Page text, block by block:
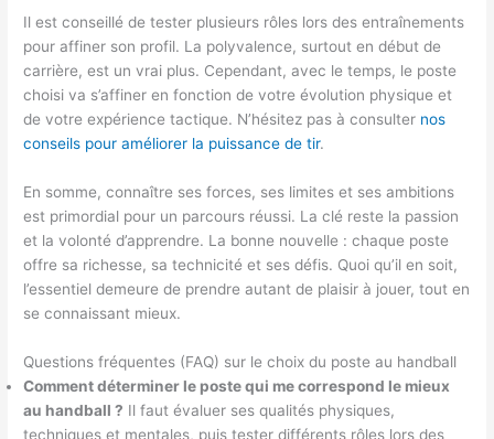
Il est conseillé de tester plusieurs rôles lors des entraînements
pour affiner son profil. La polyvalence, surtout en début de
carrière, est un vrai plus. Cependant, avec le temps, le poste
choisi va s’affiner en fonction de votre évolution physique et
de votre expérience tactique. N’hésitez pas à consulter nos
conseils pour améliorer la puissance de tir.
En somme, connaître ses forces, ses limites et ses ambitions
est primordial pour un parcours réussi. La clé reste la passion
et la volonté d’apprendre. La bonne nouvelle : chaque poste
offre sa richesse, sa technicité et ses défis. Quoi qu’il en soit,
l’essentiel demeure de prendre autant de plaisir à jouer, tout en
se connaissant mieux.
Questions fréquentes (FAQ) sur le choix du poste au handball
Comment déterminer le poste qui me correspond le mieux
au handball ? Il faut évaluer ses qualités physiques,
techniques et mentales, puis tester différents rôles lors des